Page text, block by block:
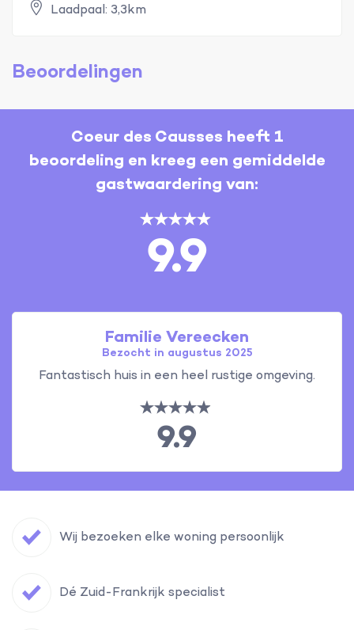
Laadpaal: 3,3km
Beoordelingen
Coeur des Causses heeft 1
beoordeling en kreeg een gemiddelde
gastwaardering van:
9.9
Familie Vereecken
Bezocht in augustus 2025
Fantastisch huis in een heel rustige omgeving.
9.9
Wij bezoeken elke woning persoonlijk
Dé Zuid-Frankrijk specialist